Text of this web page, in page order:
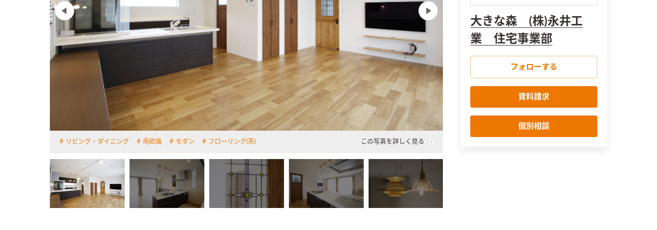
リビング・ダイニング 南欧風 モダン フローリング(茶) この写真を詳しく見る
大きな森 (株)永井工
業 住宅事業部
フォローする
資料請求
個別相談